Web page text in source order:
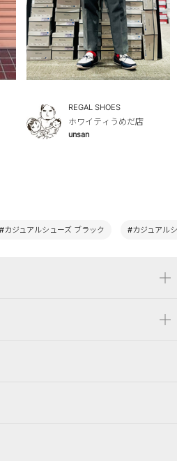
REGAL SHOES
ホワイティうめだ店
unsan
#カジュアルシューズ ブラック #カジュアル